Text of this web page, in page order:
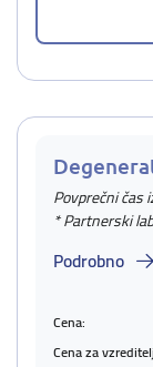
Povprečni čas
* Partnerski
Podrobno
Cena:
Cena za